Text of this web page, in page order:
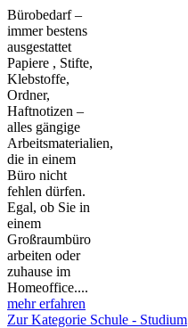
Bürobedarf –
immer bestens
ausgestattet
Papiere , Stifte,
Klebstoffe,
Ordner,
Haftnotizen –
alles gängige
Arbeitsmaterialien,
die in einem
Büro nicht
fehlen dürfen.
Egal, ob Sie in
einem
Großraumbüro
arbeiten oder
zuhause im
Homeoffice....
mehr erfahren
Zur Kategorie Schule - Studium